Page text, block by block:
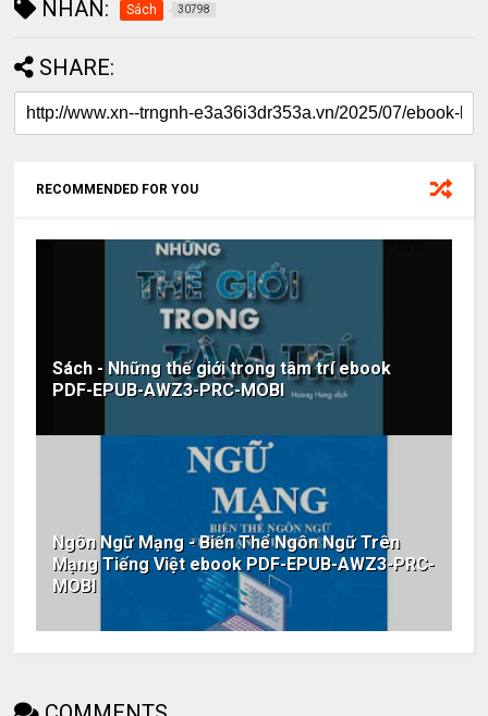
NHÃN: Sách 30798
SHARE:
RECOMMENDED FOR YOU
Sách - Những thế giới trong tâm trí ebook
PDF-EPUB-AWZ3-PRC-MOBI
Ngôn Ngữ Mạng - Biến Thể Ngôn Ngữ Trên
Mạng Tiếng Việt ebook PDF-EPUB-AWZ3-PRC-
MOBI